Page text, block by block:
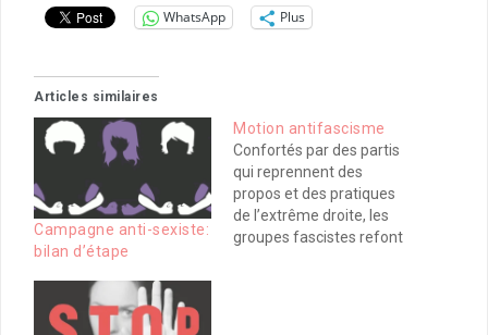
WhatsApp
Plus
Articles similaires
Campagne anti-sexiste:
bilan d’étape
Motion antifascisme
Confortés par des partis
qui reprennent des
propos et des pratiques
de l’extrême droite, les
groupes fascistes refont